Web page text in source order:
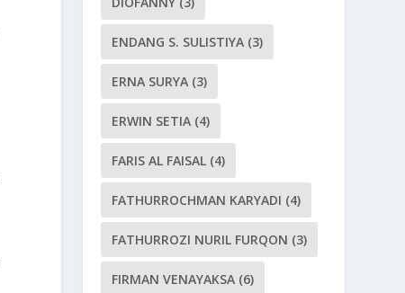
ENDANG S. SULISTIYA (3)
ERNA SURYA (3)
ERWIN SETIA (4)
FARIS AL FAISAL (4)
FATHURROCHMAN KARYADI (4)
FATHURROZI NURIL FURQON (3)
FIRMAN VENAYAKSA (6)